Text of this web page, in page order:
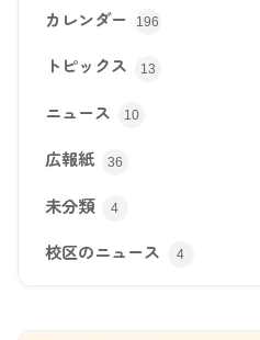
カレンダー 196
トピックス 13
ニュース 10
広報紙 36
未分類 4
校区のニュース 4